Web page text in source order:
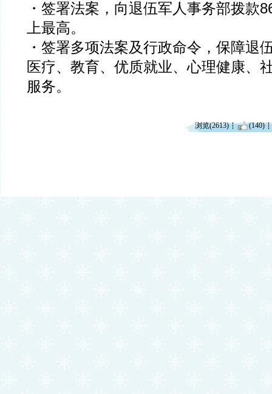
・签署法案，向退伍军人事务部拨款
上最高。
・签署多项法案及行政命令，保障退
医疗、教育、优质就业、心理健康、
服务。
浏览(2613) (140)